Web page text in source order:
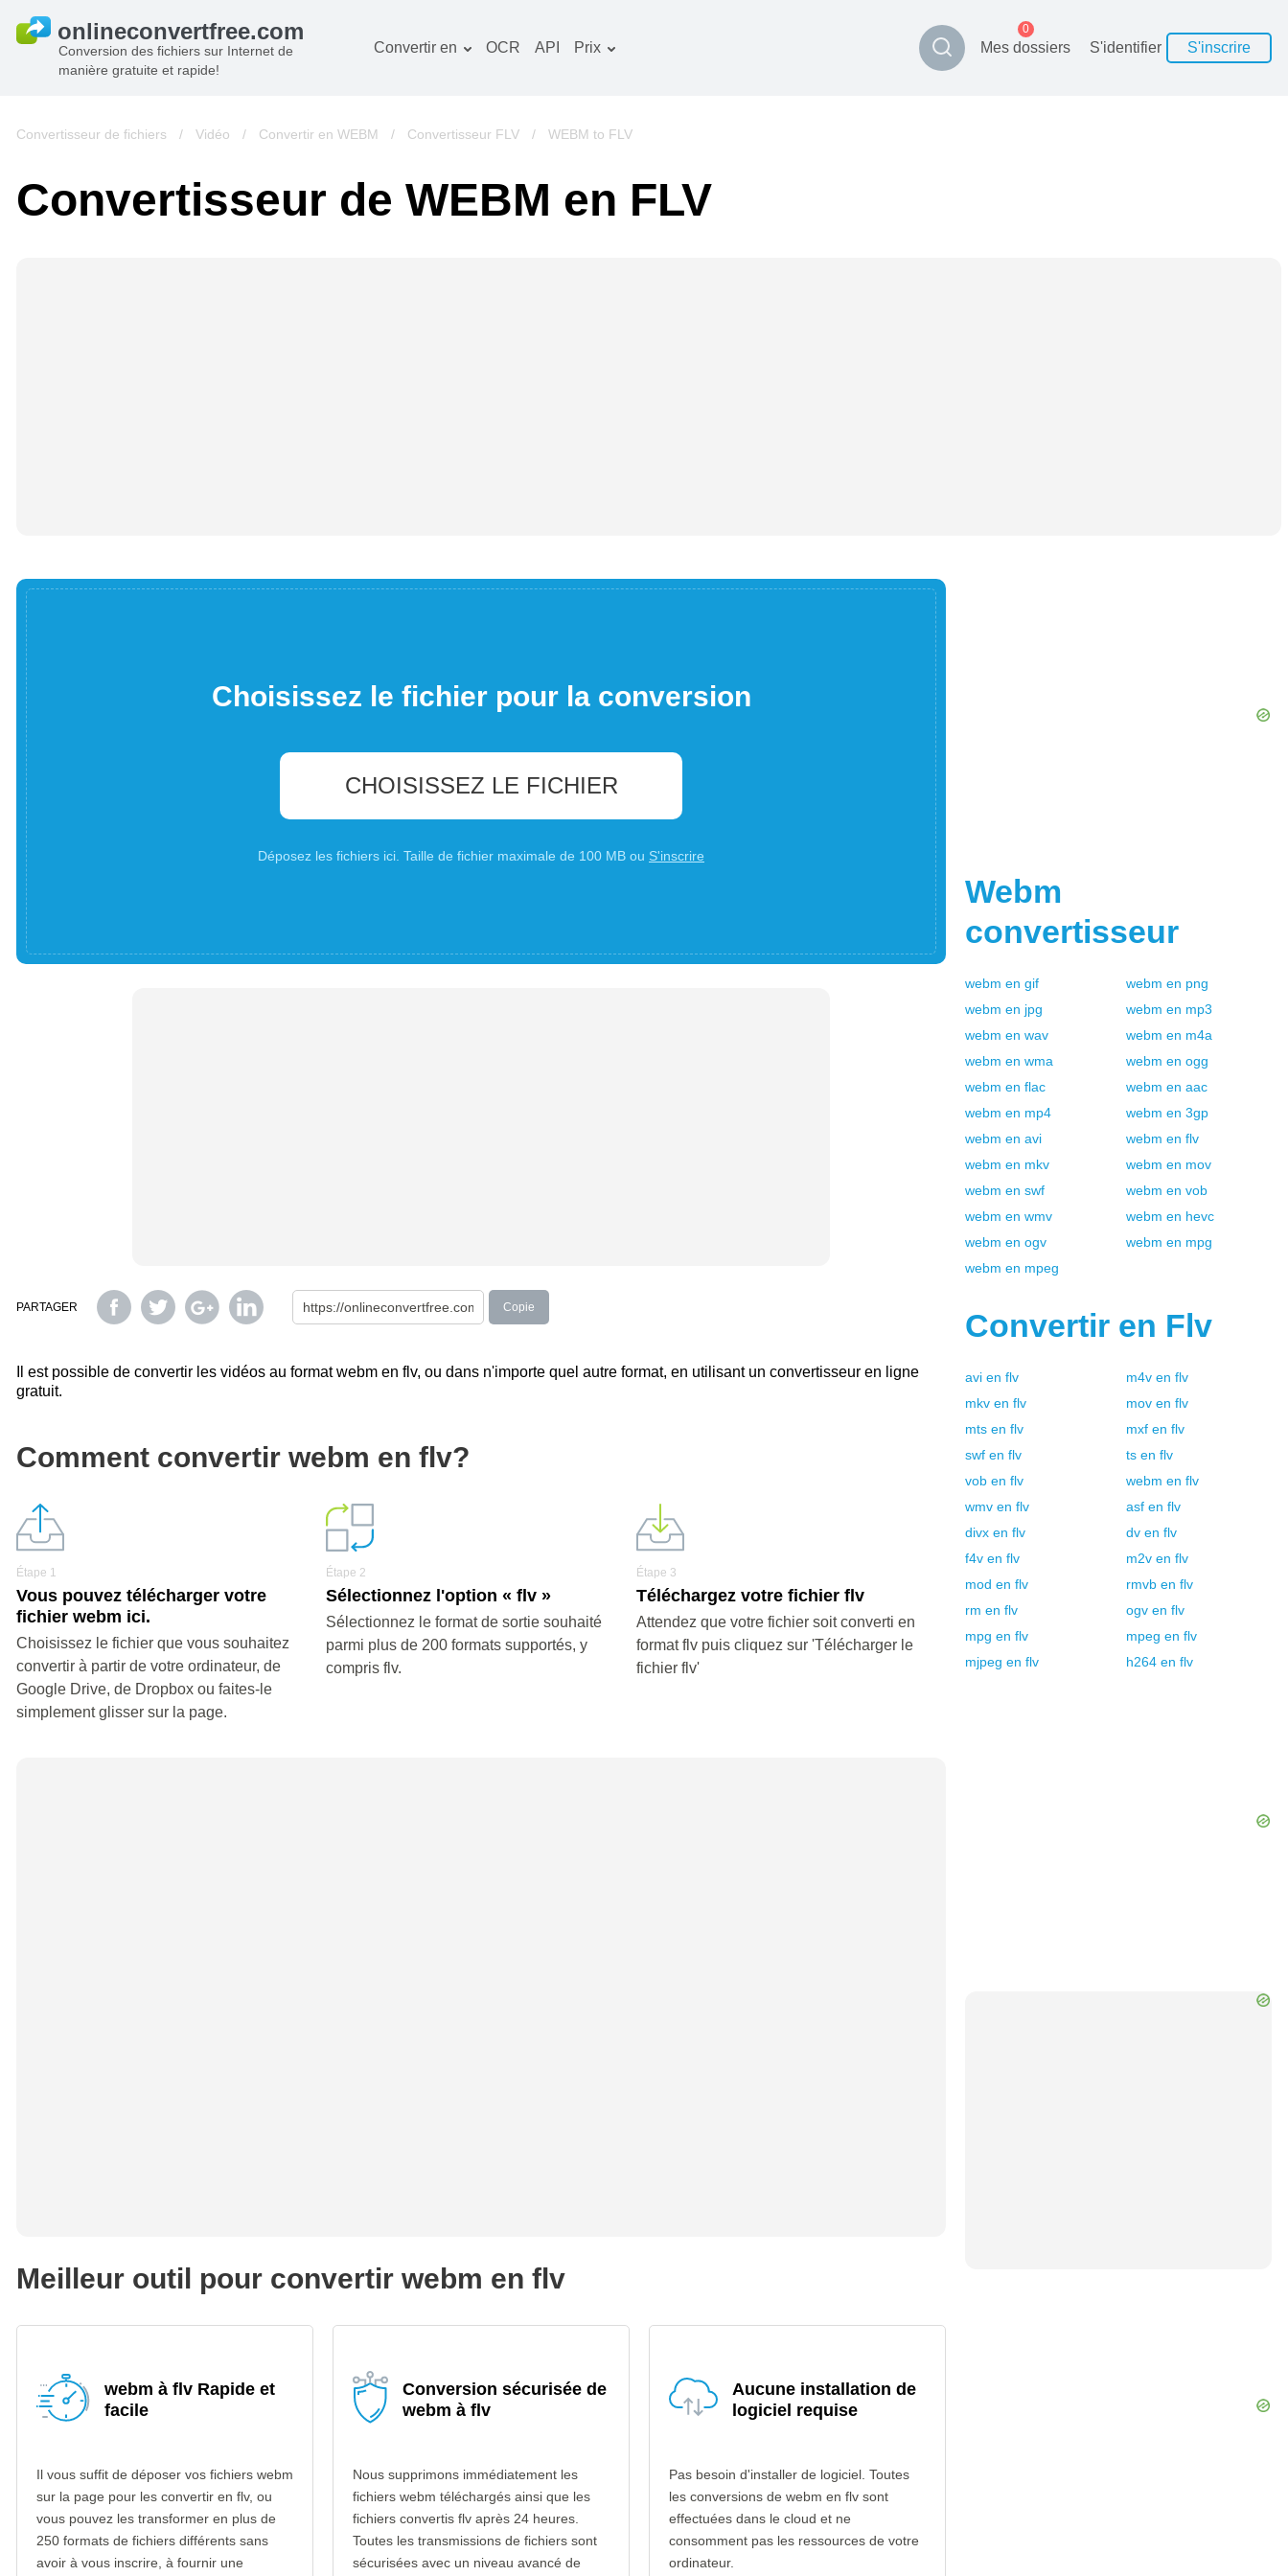
Conversion des fichiers sur Internet de
manière gratuite et rapide!
Convertir en
Image convertisseur
Livres convertisseur
OCR API Prix Mes dossiers
0
S'identifier S'inscrire
Convertisseur de fichiers / Vidéo / Convertir en WEBM / Convertisseur FLV / WEBM to FLV
Convertisseur de WEBM en FLV
Choisissez le fichier pour la conversion
CHOISISSEZ LE FICHIER
Déposez les fichiers ici. Taille de fichier maximale de 100 MB ou S'inscrire
PARTAGER Copie
Il est possible de convertir les vidéos au format webm en flv, ou dans n'importe quel autre format, en utilisant un convertisseur en ligne
gratuit.
Comment convertir webm en flv?
Étape 1
Vous pouvez télécharger votre
fichier webm ici.
Choisissez le fichier que vous souhaitez
convertir à partir de votre ordinateur, de
Google Drive, de Dropbox ou faites-le
simplement glisser sur la page.
Étape 2
Sélectionnez l'option « flv »
Sélectionnez le format de sortie souhaité
parmi plus de 200 formats supportés, y
compris flv.
Étape 3
Téléchargez votre fichier flv
Attendez que votre fichier soit converti en
format flv puis cliquez sur 'Télécharger le
fichier flv'
Meilleur outil pour convertir webm en flv
webm à flv Rapide et
facile
Il vous suffit de déposer vos fichiers webm
sur la page pour les convertir en flv, ou
vous pouvez les transformer en plus de
250 formats de fichiers différents sans
avoir à vous inscrire, à fournir une
Conversion sécurisée de
webm à flv
Nous supprimons immédiatement les
fichiers webm téléchargés ainsi que les
fichiers convertis flv après 24 heures.
Toutes les transmissions de fichiers sont
sécurisées avec un niveau avancé de
Aucune installation de
logiciel requise
Pas besoin d'installer de logiciel. Toutes
les conversions de webm en flv sont
effectuées dans le cloud et ne
consomment pas les ressources de votre
ordinateur.
Webm
convertisseur
webm en gif webm en png
webm en jpg webm en mp3
webm en wav webm en m4a
webm en wma webm en ogg
webm en flac webm en aac
webm en mp4 webm en 3gp
webm en avi webm en flv
webm en mkv webm en mov
webm en swf webm en vob
webm en wmv webm en hevc
webm en ogv webm en mpg
webm en mpeg
Convertir en Flv
avi en flv m4v en flv
mkv en flv mov en flv
mts en flv mxf en flv
swf en flv ts en flv
vob en flv webm en flv
wmv en flv asf en flv
divx en flv dv en flv
f4v en flv m2v en flv
mod en flv rmvb en flv
rm en flv ogv en flv
mpg en flv mpeg en flv
mjpeg en flv h264 en flv